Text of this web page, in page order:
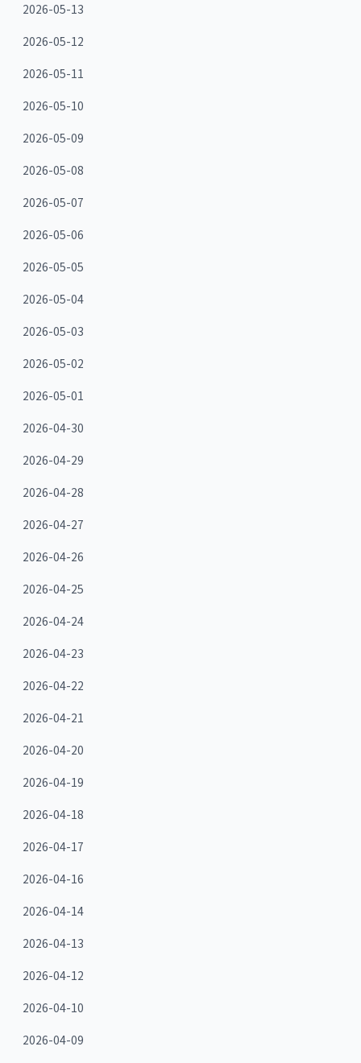
2026-05-13
2026-05-12
2026-05-11
2026-05-10
2026-05-09
2026-05-08
2026-05-07
2026-05-06
2026-05-05
2026-05-04
2026-05-03
2026-05-02
2026-05-01
2026-04-30
2026-04-29
2026-04-28
2026-04-27
2026-04-26
2026-04-25
2026-04-24
2026-04-23
2026-04-22
2026-04-21
2026-04-20
2026-04-19
2026-04-18
2026-04-17
2026-04-16
2026-04-14
2026-04-13
2026-04-12
2026-04-10
2026-04-09